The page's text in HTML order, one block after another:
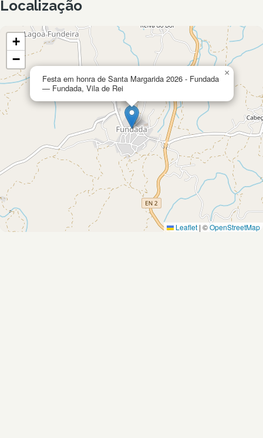
Localização
Festa em honra de Santa Margarida 2026 - Fundada
— Fundada, Vila de Rei
×
+
−
Leaflet | ©OpenStreetMap